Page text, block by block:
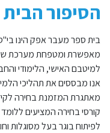
הסיפור
בית ספר מעבר אפק הינו
מאפשרת ומטפחת מערכת
למיטבם האישי, הלימודי
אנו מבססים את תהליכי
מאתגרת המזמנת בחירה
קורסי בחירה המציעים
לפיתוח בוגר בעל מסוגלות